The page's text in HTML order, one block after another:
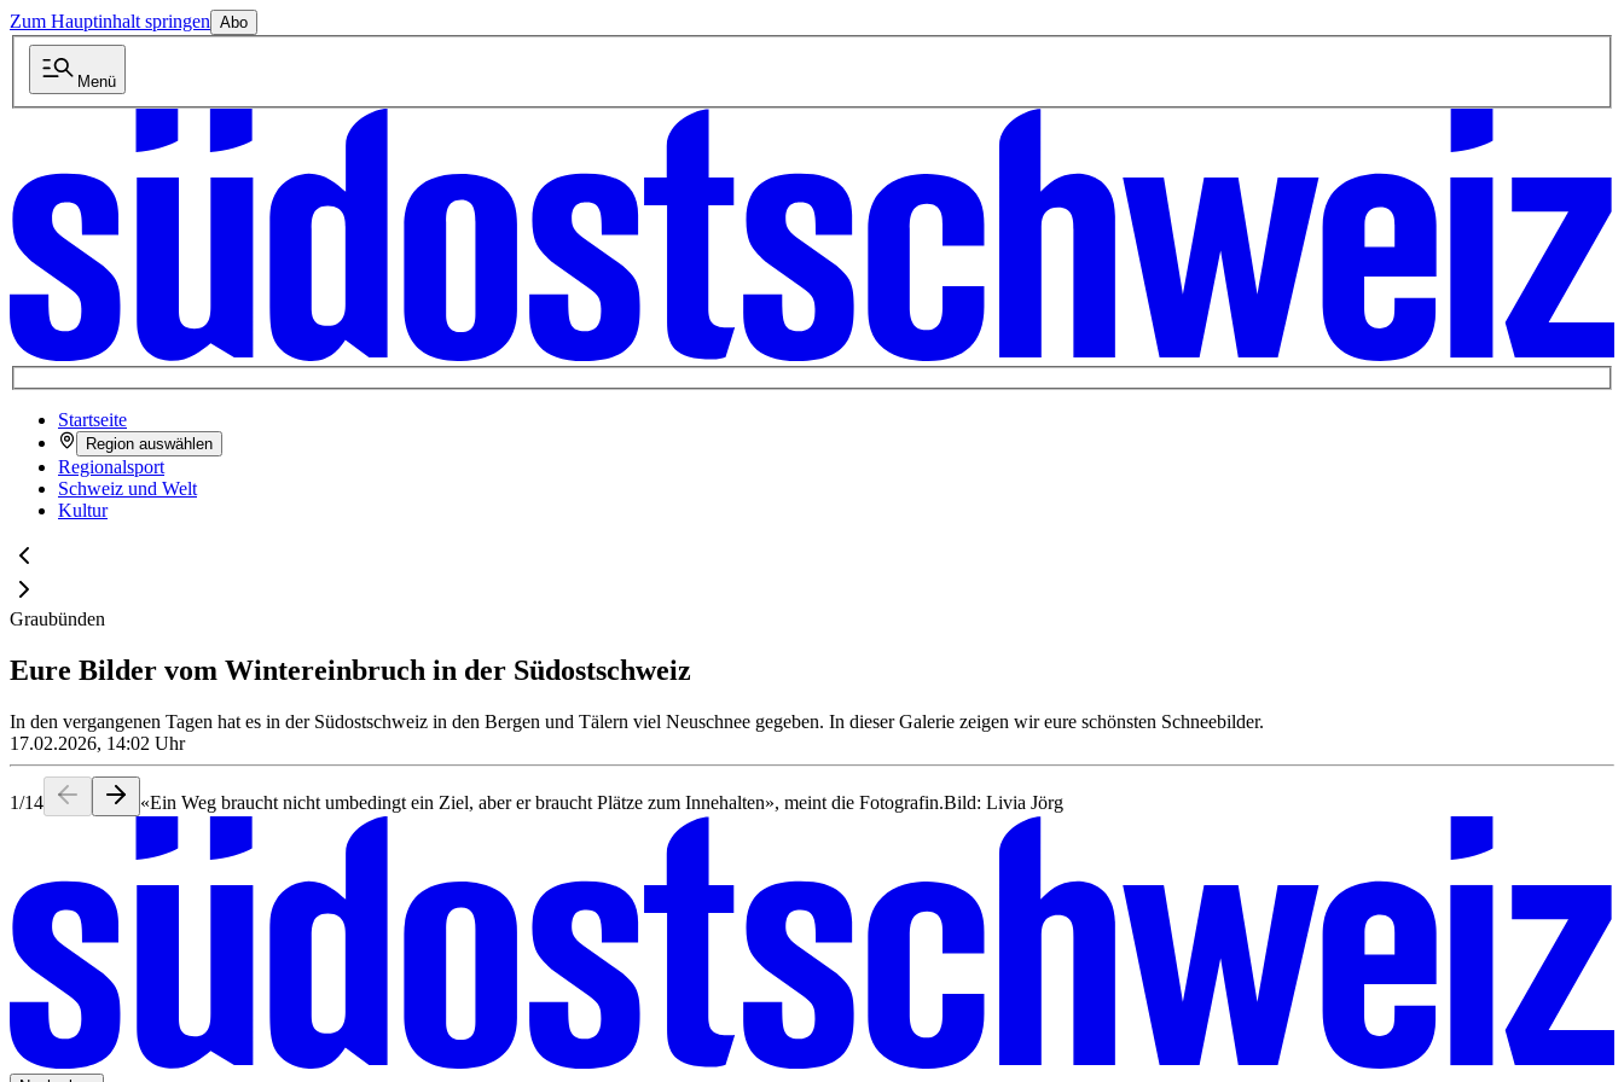
Zum Hauptinhalt springen Abo
Menü
Startseite
Region auswählen
Regionalsport
Schweiz und Welt
Kultur
Graubünden
Eure Bilder vom Wintereinbruch in der Südostschweiz
In den vergangenen Tagen hat es in der Südostschweiz in den Bergen und Tälern viel Neuschnee gegeben. In dieser Galerie zeigen wir eure schönsten Schneebilder.
17.02.2026, 14:02 Uhr
1/14 «Ein Weg braucht nicht umbedingt ein Ziel, aber er braucht Plätze zum Innehalten», meint die Fotografin.Bild: Livia Jörg